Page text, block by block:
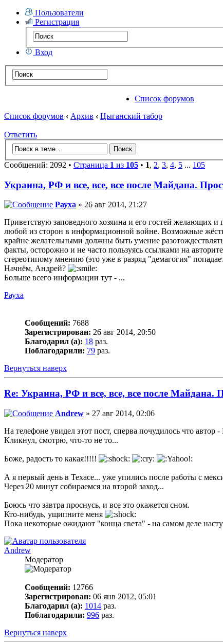
Пользователи
Регистрация
Вход
Список форумов
Список форумов ‹ Архив ‹ Цыганский табор
Ответить
Сообщений: 2092 • Страница 1 из 105 • 1, 2, 3, 4, 5 ... 105
Украина, РФ и все, все, все после Майдана.
Рауха » 26 авг 2014, 21:27
Приветствую заповедного хозяина и его гостей желающих
любой из сторон в информационной войне. Возможные
крайне желательными должны быть умение
факты, осторожно и не часто пользуясь ссылками на
стереотипому мнению (это уже в разряд "демагогия"
Начнём, Андрей?
Больше всего информации тут - ...
Рауха
Сообщений: 7688
Зарегистрирован: 26 авг 2014, 20:50
Благодарил (а): 18 раз.
Поблагодарили: 79 раз.
Вернуться наверх
Re: Украина, РФ и все, все, все после Майдана.
Andrew » 27 авг 2014, 02:06
На телефоне увидел этот пост, сперва почудилось что автор -
Кликнул, смотрю, что-то не то...
Боже, радость то какая!!!!!
А я первый день в Техасе... уже упились после работы с
Через 20 минут собираемся на второй заход...
Боюсь что завтра проснусь, и все это окажется сном.
Кто-нибудь, ущипните меня
Пока некоторые ожидают "конца света" - на самом деле
Andrew
Модератор
Сообщений: 12766
Зарегистрирован: 06 янв 2012, 05:01
Благодарил (а): 1014 раз.
Поблагодарили: 996 раз.
Вернуться наверх